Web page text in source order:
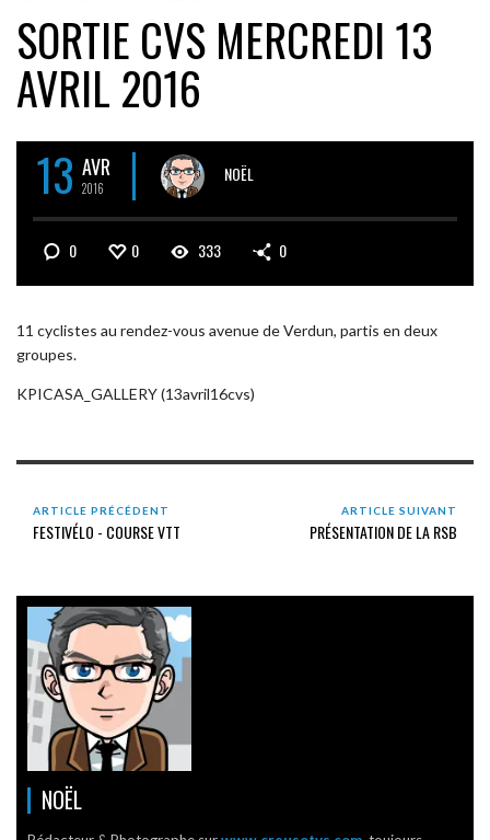
SORTIE CVS MERCREDI 13
AVRIL 2016
13 AVR
2016
NOËL
0 0 333 0
11 cyclistes au rendez-vous avenue de Verdun, partis en deux
groupes.
KPICASA_GALLERY (13avril16cvs)
ARTICLE PRÉCÉDENT
FESTIVÉLO - COURSE VTT
ARTICLE SUIVANT
PRÉSENTATION DE LA RSB
NOËL